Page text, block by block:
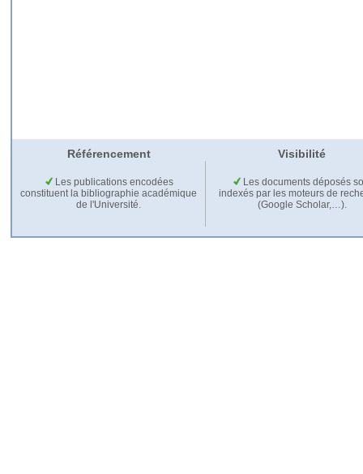
Référencement Visibilité
Les publications encodées
constituent la bibliographie académique
de l'Université.
Les documents déposés
indexés par les moteurs de
(Google Scholar,…).